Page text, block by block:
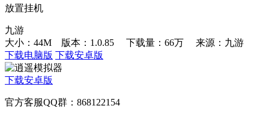
放置挂机
九游
大小：44M 版本：1.0.85
下载量：66万
来源：九游
下载电脑版 下载安卓版
下载安卓版
官方客服QQ群：868122154